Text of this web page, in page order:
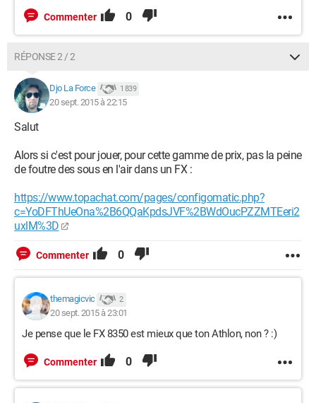
Commenter 0
RÉPONSE 2 / 2
Djo La Force 1 839
20 sept. 2015 à 22:15
Salut
Alors si c'est pour jouer, pour cette gamme de prix, pas la peine
de foutre des sous en l'air dans un FX :
https://www.topachat.com/pages/configomatic.php?
c=YoDFThUeOna%2B6QQaKpdsJVF%2BWdOucPZZMTEeri2
uxlM%3D
Commenter 0
themagicvic 2
20 sept. 2015 à 23:01
Je pense que le FX 8350 est mieux que ton Athlon, non ? :)
Commenter 0